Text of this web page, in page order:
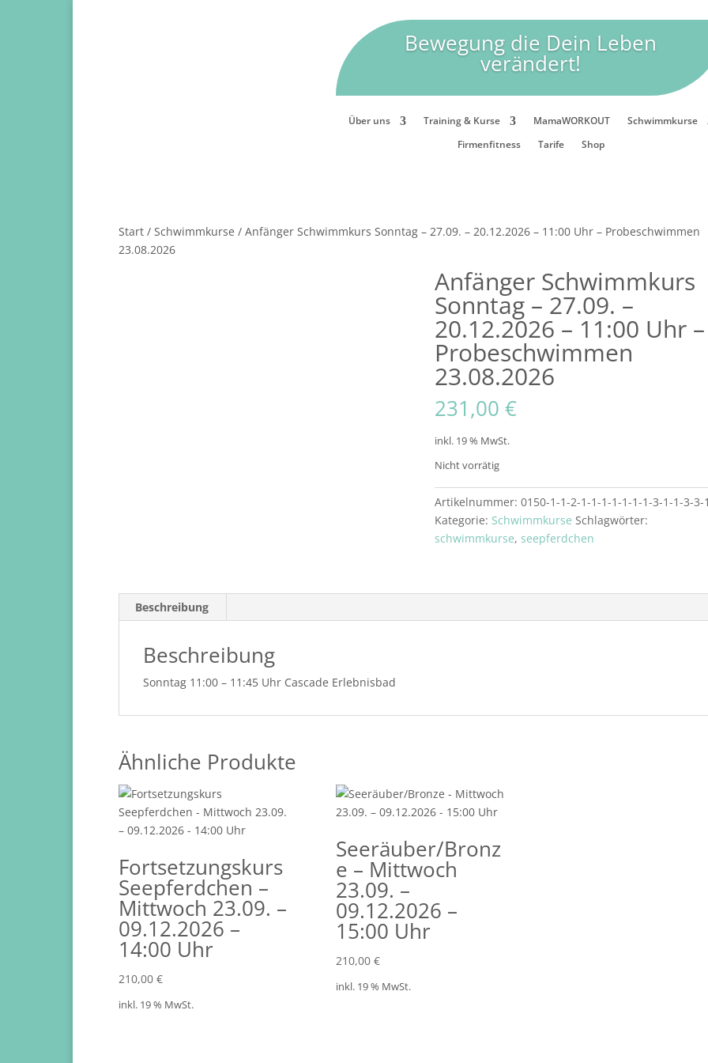
Bewegung die Dein Leben
verändert!
Über uns Training & Kurse MamaWORKOUT
Schwimmkurse
Firmenfitness
Tarife Shop
Start / Schwimmkurse / Anfänger Schwimmkurs Sonntag – 27.09. – 20.12.2026 – 11:00 Uhr – Probeschwimmen
23.08.2026
Anfänger Schwimmkurs
Sonntag – 27.09. –
20.12.2026 – 11:00 Uhr –
Probeschwimmen
23.08.2026
231,00 €
inkl. 19 % MwSt.
Nicht vorrätig
Artikelnummer: 0150-1-1-2-1-1-1-1-1-1-1-3-1-1-3-3-
Kategorie: Schwimmkurse Schlagwörter:
schwimmkurse, seepferdchen
Beschreibung
Beschreibung
Sonntag 11:00 – 11:45 Uhr Cascade Erlebnisbad
Ähnliche Produkte
Fortsetzungskurs
Seepferdchen –
Mittwoch 23.09. –
09.12.2026 –
14:00 Uhr
210,00 €
inkl. 19 % MwSt.
Seeräuber/Bronz
e – Mittwoch
23.09. –
09.12.2026 –
15:00 Uhr
210,00€
inkl. 19 % MwSt.